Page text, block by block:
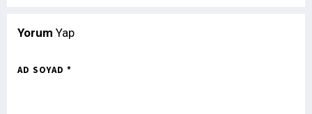
Yorum Yap
AD SOYAD *